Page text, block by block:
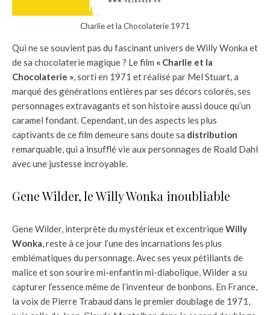
Charlie et la Chocolaterie 1971
Qui ne se souvient pas du fascinant univers de Willy Wonka et
de sa chocolaterie magique ? Le film « Charlie et la
Chocolaterie », sorti en 1971 et réalisé par Mel Stuart, a
marqué des générations entières par ses décors colorés, ses
personnages extravagants et son histoire aussi douce qu’un
caramel fondant. Cependant, un des aspects les plus
captivants de ce film demeure sans doute sa distribution
remarquable, qui a insufflé vie aux personnages de Roald Dahl
avec une justesse incroyable.
Gene Wilder, le Willy Wonka inoubliable
Gene Wilder, interprète du mystérieux et excentriqueWilly
Wonka, reste à ce jour l’une des incarnations les plus
emblématiques du personnage. Avec ses yeux pétillants de
malice et son sourire mi-enfantin mi-diabolique, Wilder a su
capturer l’essence même de l’inventeur de bonbons. En France,
la voix de Pierre Trabaud dans le premier doublage de 1971,